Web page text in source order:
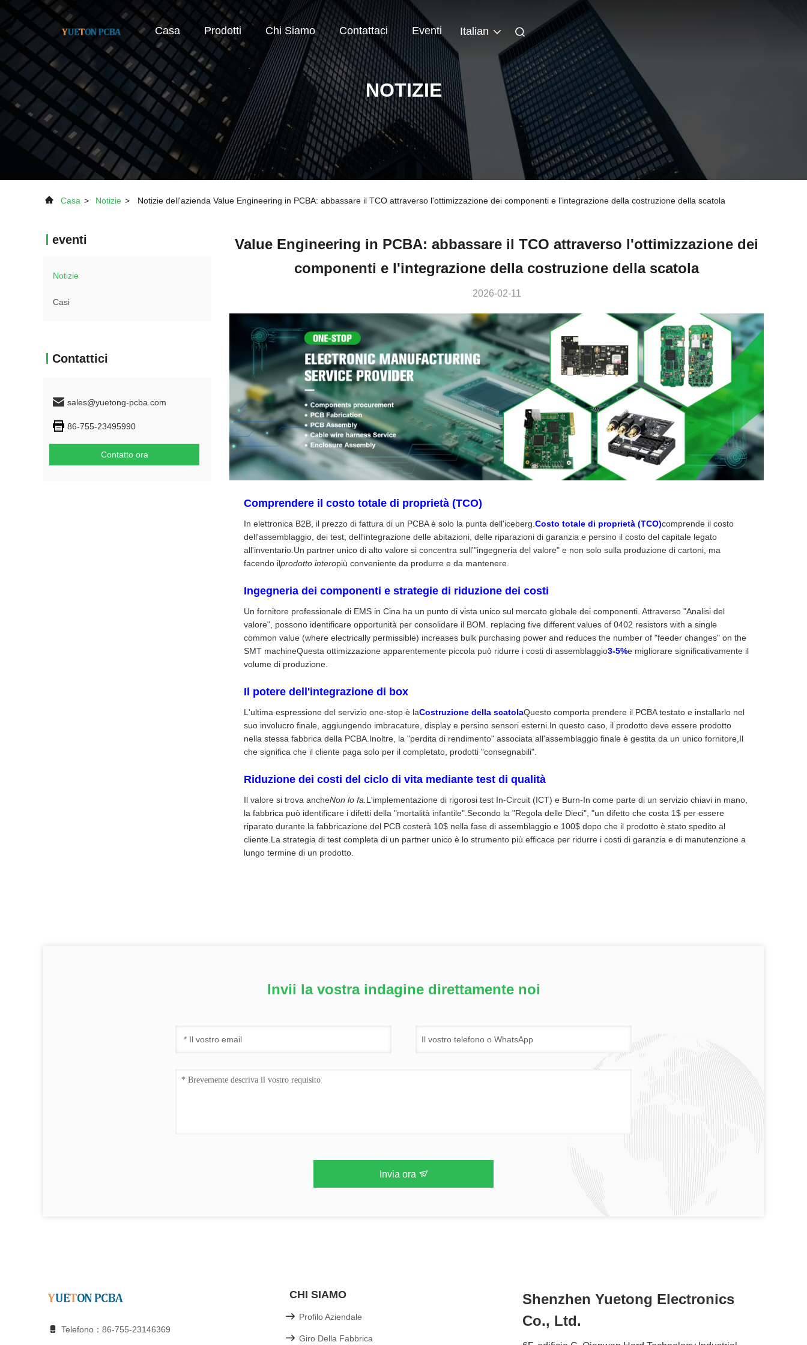
Casa Prodotti Chi Siamo Contattaci Eventi Italian
NOTIZIE
Casa > Notizie > Notizie dell'azienda Value Engineering in PCBA: abbassare il TCO attraverso l'ottimizzazione dei componenti e l'integrazione della costruzione della scatola
eventi
Notizie
Casi
Contattici
sales@yuetong-pcba.com
86-755-23495990
Contatto ora
Value Engineering in PCBA: abbassare il TCO attraverso l'ottimizzazione dei
componenti e l'integrazione della costruzione della scatola
2026-02-11
Comprendere il costo totale di proprietà (TCO)
In elettronica B2B, il prezzo di fattura di un PCBA è solo la punta dell'iceberg. Costo totale di proprietà (TCO)comprende il costo
dell'assemblaggio, dei test, dell'integrazione delle abitazioni, delle riparazioni di garanzia e persino il costo del capitale legato
all'inventario.Un partner unico di alto valore si concentra sull'"ingegneria del valore" e non solo sulla produzione di cartoni, ma
facendo ilprodotto interopiù conveniente da produrre e da mantenere.
Ingegneria dei componenti e strategie di riduzione dei costi
Un fornitore professionale di EMS in Cina ha un punto di vista unico sul mercato globale dei componenti. Attraverso "Analisi del
valore", possono identificare opportunità per consolidare il BOM. replacing five different values of 0402 resistors with a single
common value (where electrically permissible) increases bulk purchasing power and reduces the number of "feeder changes" on the
SMT machineQuesta ottimizzazione apparentemente piccola può ridurre i costi di assemblaggio3-5%e migliorare significativamente il
volume di produzione.
Il potere dell'integrazione di box
L'ultima espressione del servizio one-stop è laCostruzione della scatolaQuesto comporta prendere il PCBA testato e installarlo nel
suo involucro finale, aggiungendo imbracature, display e persino sensori esterni.In questo caso, il prodotto deve essere prodotto
nella stessa fabbrica della PCBA.Inoltre, la "perdita di rendimento" associata all'assemblaggio finale è gestita da un unico fornitore,Il
che significa che il cliente paga solo per il completato, prodotti "consegnabili".
Riduzione dei costi del ciclo di vita mediante test di qualità
Il valore si trova ancheNon lo fa. L'implementazione di rigorosi test In-Circuit (ICT) e Burn-In come parte di un servizio chiavi in mano,
la fabbrica può identificare i difetti della "mortalità infantile".Secondo la "Regola delle Dieci", "un difetto che costa 1$ per essere
riparato durante la fabbricazione del PCB costerà 10$ nella fase di assemblaggio e 100$ dopo che il prodotto è stato spedito al
cliente.La strategia di test completa di un partner unico è lo strumento più efficace per ridurre i costi di garanzia e di manutenzione a
lungo termine di un prodotto.
Invii la vostra indagine direttamente noi
Invia ora
Telefono：86-755-23146369
CHI SIAMO
Profilo Aziendale
Giro Della Fabbrica
Shenzhen Yuetong Electronics
Co., Ltd.